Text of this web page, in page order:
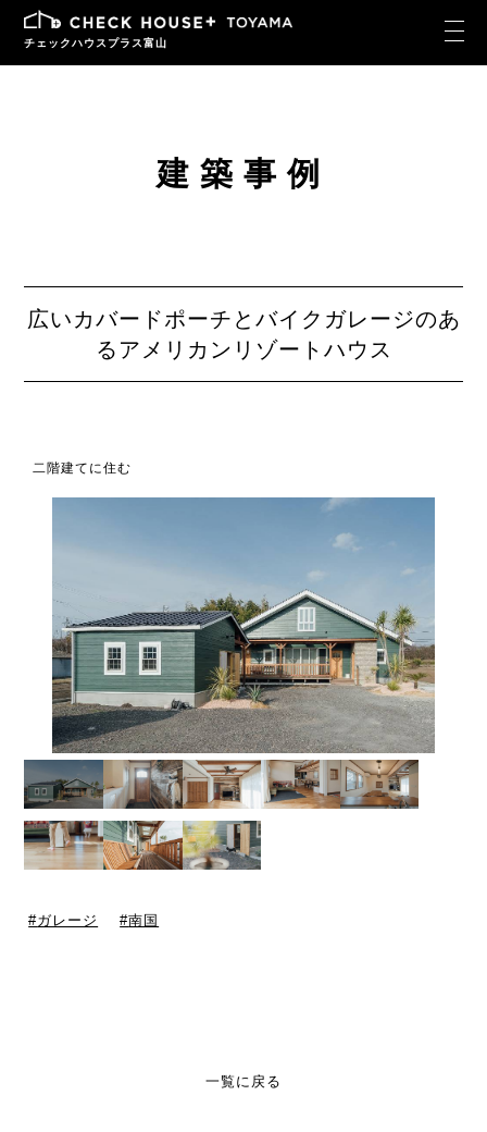
チェックハウスプラス富山
建築事例
広いカバードポーチとバイクガレージのあ
るアメリカンリゾートハウス
二階建てに住む
ガレージ 南国
一覧に戻る